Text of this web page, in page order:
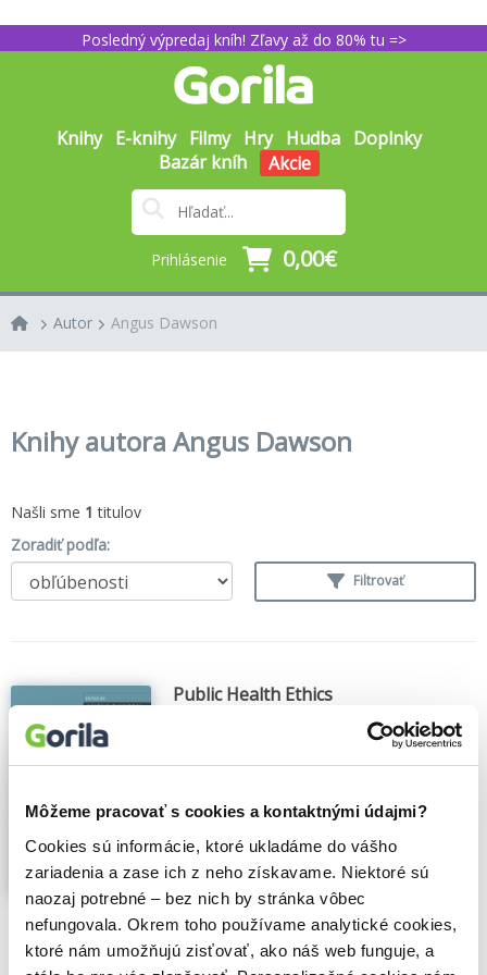
Môžeme pracovať s cookies a kontaktnými údajmi?
Cookies sú informácie, ktoré ukladáme do vášho
zariadenia a zase ich z neho získavame. Niektoré sú
naozaj potrebné – bez nich by stránka vôbec
nefungovala. Okrem toho používame analytické cookies,
ktoré nám umožňujú zisťovať, ako náš web funguje, a
Posledný výpredaj kníh! Zľavy až do 80% tu =>
Knihy E-knihy Filmy Hry Hudba Doplnky
Bazár kníh
Akcie
Prihlásenie 0,00€
Autor Angus Dawson
Knihy autora Angus Dawson
Našli sme 1 titulov
Zoradiť podľa:
Filtrovať
Public Health Ethics
Cambridge University
a population as a whole, rather than
focusing on the individual. This book
introduces a number of this new field's
central concepts and explores the key and
controversial...Zobraziť viac
🍎 Vypredané